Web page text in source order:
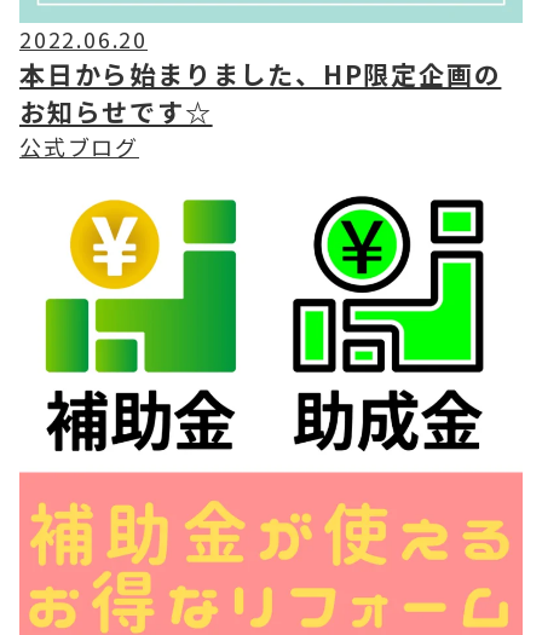
2022.06.20
本日から始まりました、HP限定企画の
お知らせです☆
公式ブログ